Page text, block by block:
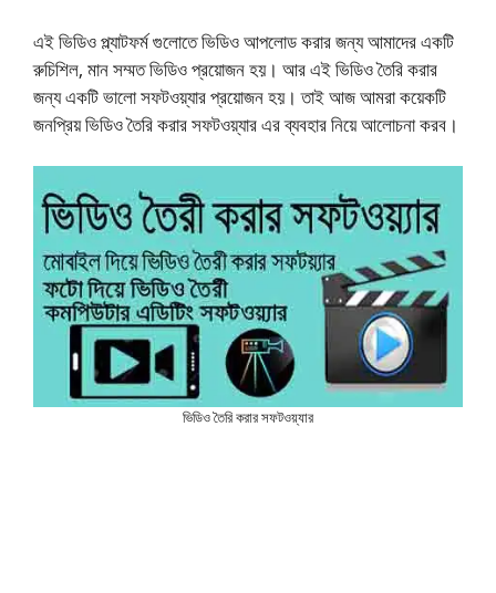
এই ভিডিও প্ল্যাটফর্ম গুলোতে ভিডিও আপলোড করার জন্য আমাদের একটি
রুচিশিল, মান সম্মত ভিডিও প্রয়োজন হয়। আর এই ভিডিও তৈরি করার
জন্য একটি ভালো সফটওয়্যার প্রয়োজন হয়। তাই আজ আমরা কয়েকটি
জনপ্রিয় ভিডিও তৈরি করার সফটওয়্যার এর ব্যবহার নিয়ে আলোচনা করব।
ভিডিও তৈরি করার সফটওয়্যার